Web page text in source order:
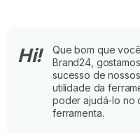
Hi!
Que bom que
Brand24,
sucesso de
utilidade da
poder ajudá-lo no
ferramenta.